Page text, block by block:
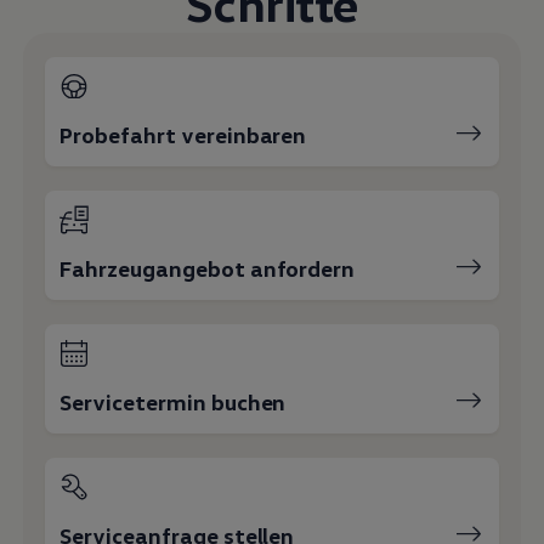
Volkswagen R
Probefahrt vereinbaren
Fahrzeugangebot anfordern
Servicetermin buchen
Serviceanfrage stellen